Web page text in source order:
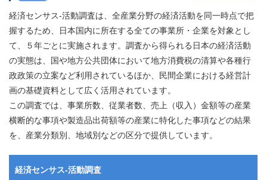
経済センサス‐活動調査は、全産業分野の経済活動を同一時点で把
握するため、日本国内に所在する全ての事業所・企業を対象とし
て、５年ごとに実施されます。調査から得られる日本の経済活動
の実態は、国や地方公共団体において地方消費税の清算や各種行
政政策の立案など利用されているほか、民間企業における経営計
画の基礎資料として広く活用されています。
この調査では、事業所数、従業者数、売上（収入）金額等の産業
横断的な事項や製造品出荷額等の産業に特化した事項などの結果
を、産業分類別、地域別などの区分で提供しています。
経済センサス‐活動調査